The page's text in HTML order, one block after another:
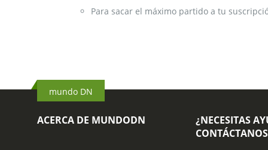
Para sacar el máximo partido a tu
mundo DN
ACERCA DE MUNDODN
¿NECESITAS
CONTÁCTANOS